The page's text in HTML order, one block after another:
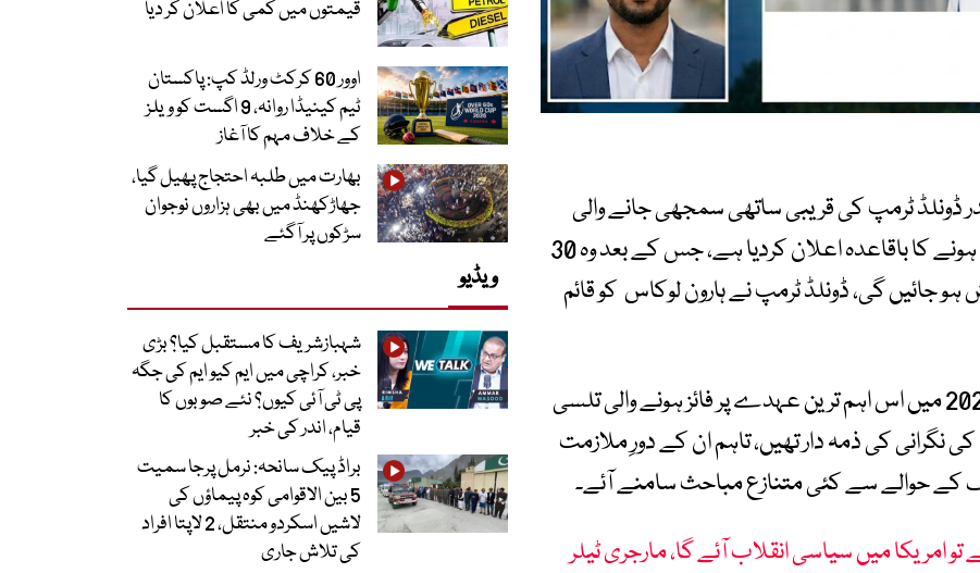
ڈونلڈ ٹرمپ کی قریبی ساتھی سمجھی جانے والی
تلسی گیبارڈ نے اپنے عہدے سے مستعفی ہونے کا باقاعدہ اعلان کردیا ہے، جس کے بعد وہ 30
ہو جائیں گی، ڈونلڈ ٹرمپ نے ہارون لوکاس کو قائم
عالمی خبر رساں ادارے کے مطابق فروری 2025 میں اس اہم ترین عہدے پر فائز ہونے والی تلسی
ایجنسیوں کی نگرانی کی ذمہ دار تھیں، تاہم ان کے دورِ ملازمت
کے حوالے سے کئی متنازع مباحث سامنے آئے۔
امریکا میں سیاسی انقلاب آئے گا، مارجری ٹیلر
قیمتوں میں کمی کا اعلان کر دیا
اوور 60 کرکٹ ورلڈ کپ: پاکستان
ٹیم کینیڈا روانہ، 9 اگست کو ویلز
کے خلاف مہم کا آغاز
بھارت میں طلبہ احتجاج پھیل گیا،
جھاڑکھنڈ میں بھی ہزاروں نوجوان
سڑکوں پر آگئے
ویڈیو
شہبازشریف کا مستقبل کیا؟ بڑی
خبر، کراچی میں ایم کیو ایم کی جگہ
پی ٹی آئی کیوں؟ نئے صوبوں کا
قیام، اندر کی خبر
براڈ پیک سانحہ: نرمل پرجا سمیت
5 بین الاقوامی کوہ پیماؤں کی
لاشیں اسکردو منتقل، 2 لاپتا افراد
کی تلاش جاری